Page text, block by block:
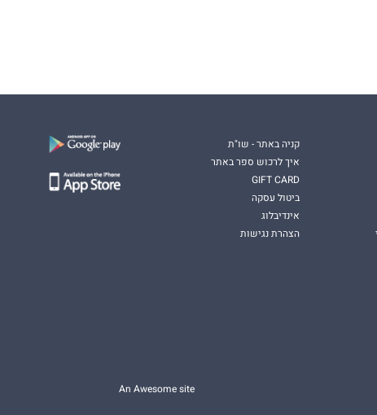
קניה באתר - שו"ת
איך לרכוש ספר באתר
GIFT CARD
ביטול עסקה
אינדיבלוג
הצהרת נגישות
An Awesome site